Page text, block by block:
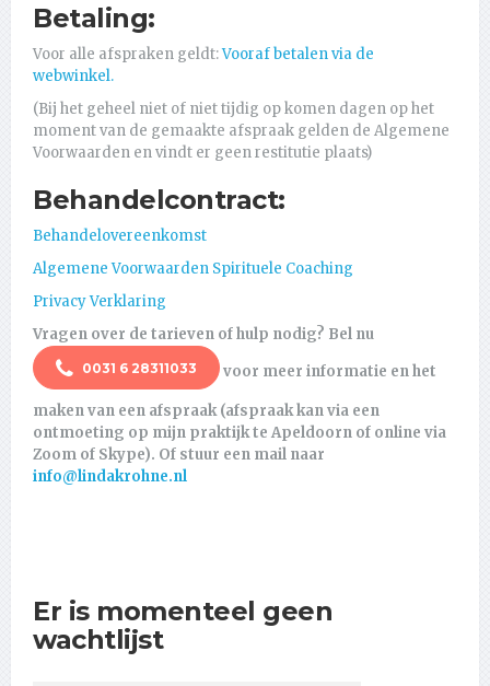
Betaling:
Voor alle afspraken geldt:Vooraf betalen via de
webwinkel.
(Bij het geheel niet of niet tijdig op komen dagen op het
moment van de gemaakte afspraak gelden de Algemene
Voorwaarden en vindt er geen restitutie plaats)
Behandelcontract:
Behandelovereenkomst
Algemene Voorwaarden Spirituele Coaching
Privacy Verklaring
Vragen over de tarieven of hulp nodig? Bel nu
0031 6 28311033 voor meer informatie en het
maken van een afspraak (afspraak kan via een
ontmoeting op mijn praktijk te Apeldoorn of online via
Zoom of Skype). Of stuur een mail naar
info@lindakrohne.nl
Er is momenteel geen
wachtlijst